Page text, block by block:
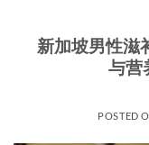
新加坡男性滋
与营
POSTED